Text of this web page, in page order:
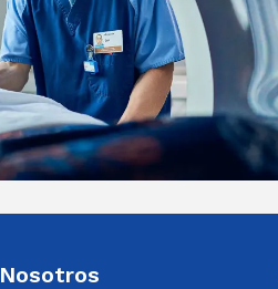
Nosotros